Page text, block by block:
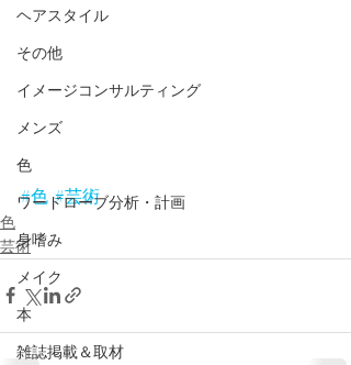
ヘアスタイル
その他
イメージコンサルティング
メンズ
色
ワードローブ分析・計画
身嗜み
メイク
本
雑誌掲載＆取材
#色 #芸術
色
芸術